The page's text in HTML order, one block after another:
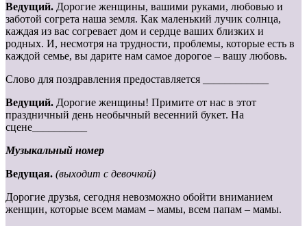
Ведущий. Дорогие женщины, вашими руками, любовью и
заботой согрета наша земля. Как маленький лучик солнца,
каждая из вас согревает дом и сердце ваших близких и
родных. И, несмотря на трудности, проблемы, которые есть в
каждой семье, вы дарите нам самое дорогое – вашу любовь.
Слово для поздравления предоставляется ____________
Ведущий. Дорогие женщины! Примите от нас в этот
праздничный день необычный весенний букет. На
сцене__________
Музыкальный номер
Ведущая. (выходит с девочкой)
Дорогие друзья, сегодня невозможно обойти вниманием
женщин, которые всем мамам – мамы, всем папам – мамы.